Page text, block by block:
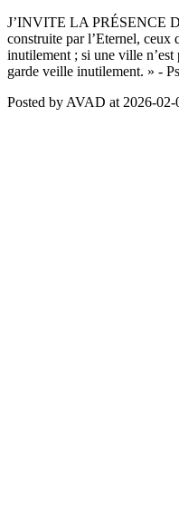
J’INVITE LA PRÉSENCE
construite par l’Eternel, ceux
inutilement ; si une ville n’est
garde veille inutilement. » -
Posted by AVAD at 2026-